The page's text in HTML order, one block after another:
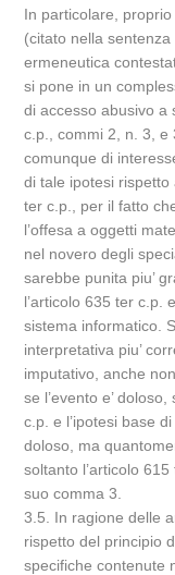
In particolare, proprio
(citato nella
ermeneutica
si pone in un
di accesso abusivo a
c.p., commi 2, n. 3, e
comunque di
di tale ipotesi rispetto
ter c.p., per il fatto
l’offesa a oggetti
nel novero degli
sarebbe punita piu’
l’articolo 635 ter c.p.
sistema informatico.
interpretativa piu’
imputativo, anche
se l’evento e’
c.p. e l’ipotesi base
doloso, ma
soltanto l’articolo
suo comma 3.
3.5. In ragione delle
rispetto del principio
specifiche contenute